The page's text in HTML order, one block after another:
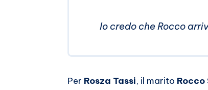
Io credo che Rocco
Per Rosza Tassi, il marito